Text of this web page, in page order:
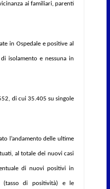
ai familiari, parenti
in Ospedale e positive al
isolamento e nessuna in
di cui 35.405 su singole
l’andamento delle ultime
al totale dei nuovi casi
di nuovi positivi in
di positività) e le